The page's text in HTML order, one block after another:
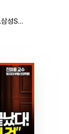
[특징주] 반도체 온기 탄 2차전지...삼성SDI, 장 초반 7% 넘게 껑충